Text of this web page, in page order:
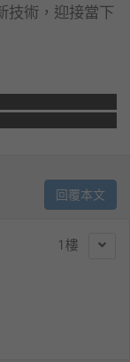
技術，迎接當下
回覆本文
1